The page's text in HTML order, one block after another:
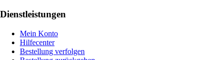
Dienstleistungen
Mein Konto
Hilfecenter
Bestellung verfolgen